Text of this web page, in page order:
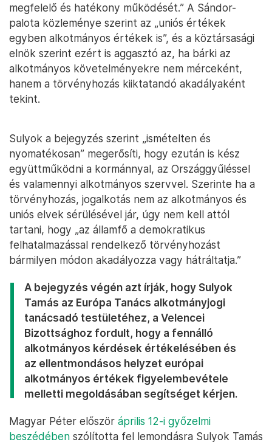
megfelelő és hatékony működését.” A Sándor-
palota közleménye szerint az „uniós értékek
egyben alkotmányos értékek is”, és a köztársasági
elnök szerint ezért is aggasztó az, ha bárki az
alkotmányos követelményekre nem mérceként,
hanem a törvényhozás kiiktatandó akadályaként
tekint.
Sulyok a bejegyzés szerint „ismételten és
nyomatékosan” megerősíti, hogy ezután is kész
együttműködni a kormánnyal, az Országgyűléssel
és valamennyi alkotmányos szervvel. Szerinte ha a
törvényhozás, jogalkotás nem az alkotmányos és
uniós elvek sérülésével jár, úgy nem kell attól
tartani, hogy „az államfő a demokratikus
felhatalmazással rendelkező törvényhozást
bármilyen módon akadályozza vagy hátráltatja.”
A bejegyzés végén azt írják, hogy Sulyok
Tamás az Európa Tanács alkotmányjogi
tanácsadó testületéhez, a Velencei
Bizottsághoz fordult, hogy a fennálló
alkotmányos kérdések értékelésében és
az ellentmondásos helyzet európai
alkotmányos értékek figyelembevétele
melletti megoldásában segítséget kérjen.
Magyar Péter először április 12-i győzelmi
beszédében szólította fel lemondásra Sulyok Tamás